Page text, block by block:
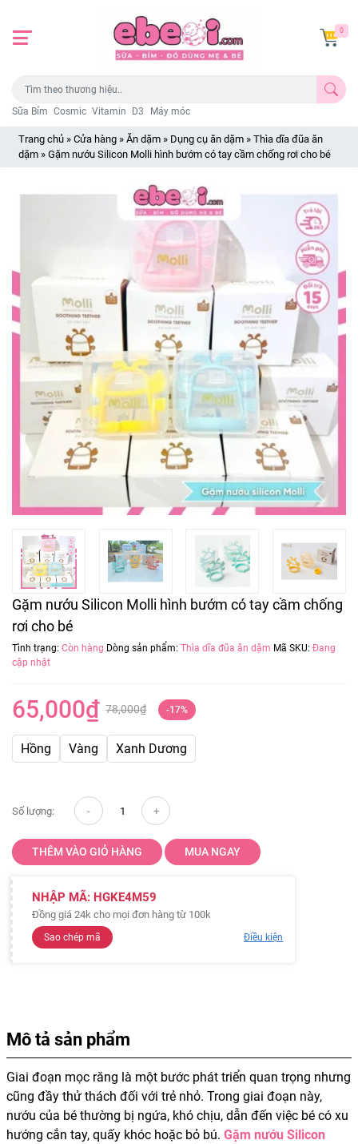
Sữa Bỉm Cosmic Vitamin D3 Máy móc
0
Trang chủ »Cửa hàng »Ăn dặm » Dụng cụ ăn dặm »Thìa dĩa đũa ăn
dặm »Gặm nướu Silicon Molli hình bướm có tay cầm chống rơi cho bé
Gặm nướu Silicon Molli hình bướm có tay cầm chống
rơi cho bé
Tình trạng: Còn hàng Dòng sản phẩm: Thìa dĩa đũa ăn dặm Mã SKU: Đang
cập nhật
65,000₫ 78,000₫ -17%
Hồng Vàng Xanh Dương
Số lượng:
THÊM VÀO GIỎ HÀNG MUA NGAY
NHẬP MÃ: HGKE4M59
Đồng giá 24k cho mọi đơn hàng từ 100k
Sao chép mã Điều kiện
Mô tả sản phẩm
Giai đoạn mọc răng là một bước phát triển quan trọng nhưng
cũng đầy thử thách đối với trẻ nhỏ. Trong giai đoạn này,
nướu của bé thường bị ngứa, khó chịu, dẫn đến việc bé có xu
hướng cắn tay, quấy khóc hoặc bỏ bú.Gặm nướu Silicon